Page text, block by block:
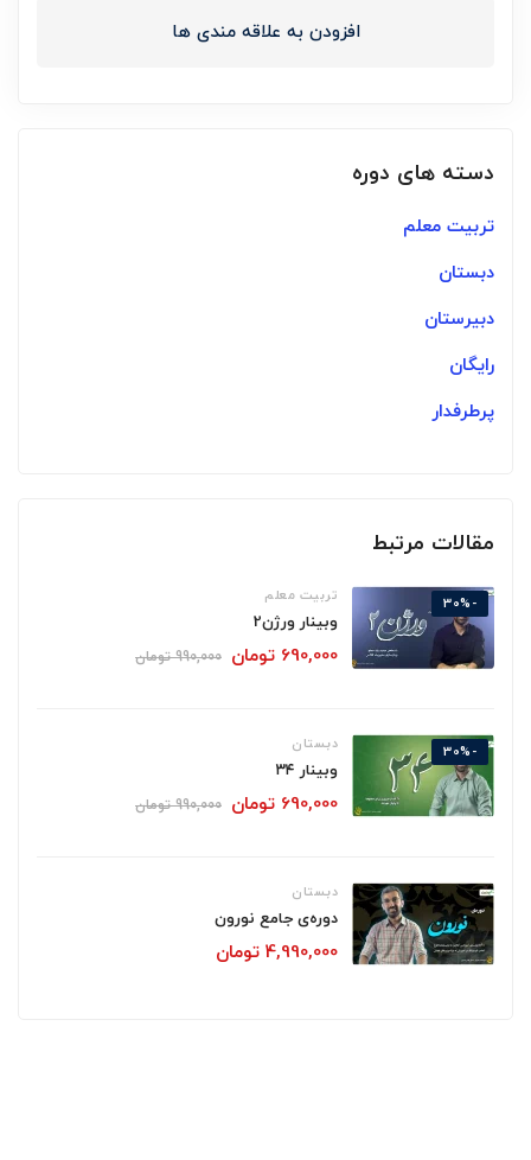
افزودن به علاقه مندی ها
دسته های دوره
تربیت معلم
دبستان
دبیرستان
رایگان
پرطرفدار
مقالات مرتبط
-30% تربیت معلم
وبینار ورژن2
690,000 تومان 990,000 تومان
-30% دبستان
وبینار ۳۴
690,000 تومان 990,000 تومان
دبستان
دوره‌ی جامع نورون
4,990,000 تومان